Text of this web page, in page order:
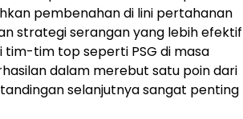
pembenahan di lini pertahanan
strategi serangan yang lebih efektif
tim-tim top seperti PSG di masa
dalam merebut satu poin dari
selanjutnya sangat penting